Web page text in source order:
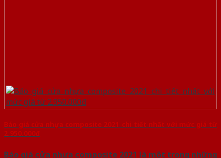
Báo giá cửa nhựa composite 2021 chi tiết nhất với mức giá từ
2.950.000đ
Báo giá cửa nhựa composite 2021 là một trong những